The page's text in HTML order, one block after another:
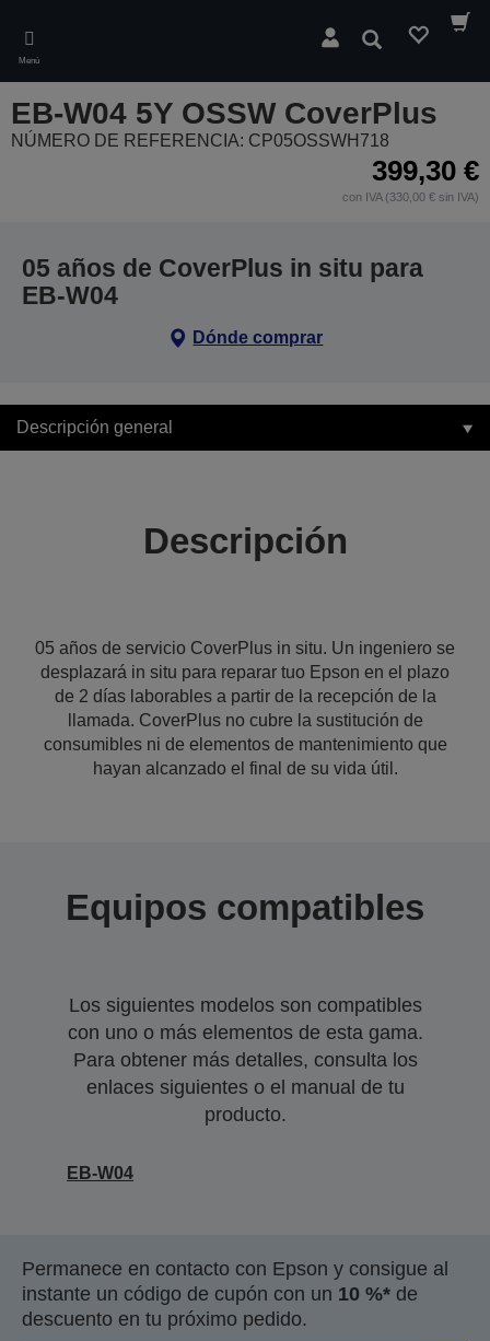
main
content
Menú
Buscar
EB-W04 5Y OSSW CoverPlus
NÚMERO DE REFERENCIA: CP05OSSWH718
399,30 €
con IVA (330,00 € sin IVA)
05 años de CoverPlus in situ para
EB-W04
Dónde comprar
Descripción general
Descripción
05 años de servicio CoverPlus in situ. Un ingeniero se
desplazará in situ para reparar tuo Epson en el plazo
de 2 días laborables a partir de la recepción de la
llamada. CoverPlus no cubre la sustitución de
consumibles ni de elementos de mantenimiento que
hayan alcanzado el final de su vida útil.
Equipos compatibles
Los siguientes modelos son compatibles
con uno o más elementos de esta gama.
Para obtener más detalles, consulta los
enlaces siguientes o el manual de tu
producto.
EB-W04
Permanece en contacto con Epson y consigue al
instante un código de cupón con un 10 %* de
descuento en tu próximo pedido.